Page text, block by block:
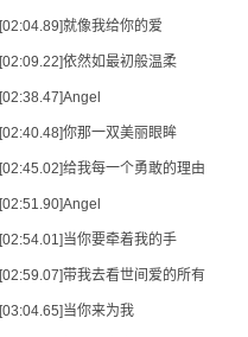
[02:04.89]就像我给你的爱
[02:09.22]依然如最初般温柔
[02:38.47]Angel
[02:40.48]你那一双美丽眼眸
[02:45.02]给我每一个勇敢的理由
[02:51.90]Angel
[02:54.01]当你要牵着我的手
[02:59.07]带我去看世间爱的所有
[03:04.65]当你来为我